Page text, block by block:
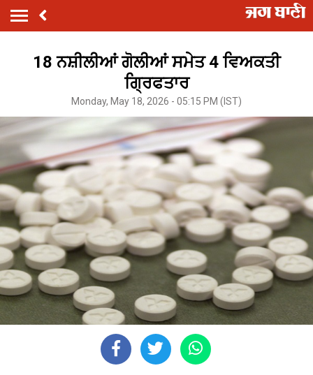
18 ਨਸ਼ੀਲੀਆਂ ਗੋਲੀਆਂ ਸਮੇਤ 4 ਵਿਅਕਤੀ
ਗ੍ਰਿਫਤਾਰ
Monday, May 18, 2026 - 05:15 PM (IST)